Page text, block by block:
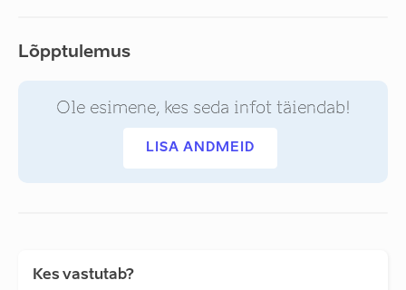
Lõpptulemus
Ole esimene, kes seda infot täiendab!
LISA ANDMEID
Kes vastutab?